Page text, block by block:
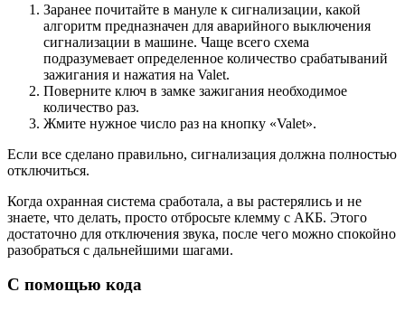
Заранее почитайте в мануле к сигнализации, какой
алгоритм предназначен для аварийного выключения
сигнализации в машине. Чаще всего схема
подразумевает определенное количество срабатываний
зажигания и нажатия на Valet.
Поверните ключ в замке зажигания необходимое
количество раз.
Жмите нужное число раз на кнопку «Valet».
Если все сделано правильно, сигнализация должна полностью
отключиться.
Когда охранная система сработала, а вы растерялись и не
знаете, что делать, просто отбросьте клемму с АКБ. Этого
достаточно для отключения звука, после чего можно спокойно
разобраться с дальнейшими шагами.
С помощью кода